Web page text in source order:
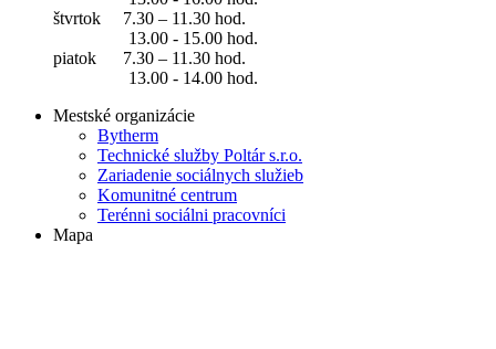
štvrtok 7.30 – 11.30 hod.
13.00 - 15.00 hod.
piatok 7.30 – 11.30 hod.
13.00 - 14.00 hod.
Mestské organizácie
Bytherm
Technické služby Poltár s.r.o.
Zariadenie sociálnych služieb
Komunitné centrum
Terénni sociálni pracovníci
Mapa